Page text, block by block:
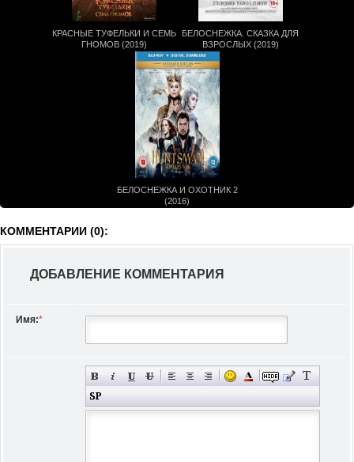
КРАСНЫЕ ТУФЕЛЬКИ И СЕМЬ
ГНОМОВ (2019)
БЕЛОСНЕЖКА. СКАЗКА ДЛЯ
ВЗРОСЛЫХ (2019)
БЕЛОСНЕЖКА И ОХОТНИК 2
(2016)
КОММЕНТАРИИ (0):
ДОБАВЛЕНИЕ КОММЕНТАРИЯ
Имя:*